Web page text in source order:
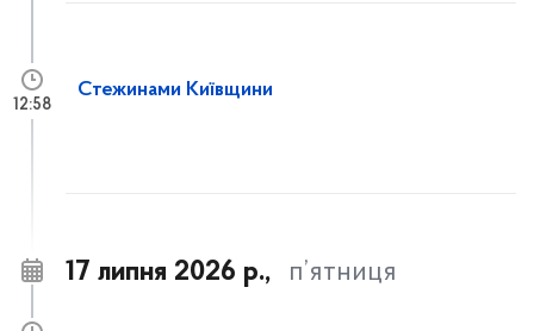
Стежинами Київщини
12:58
17 липня 2026 р., п’ятниця